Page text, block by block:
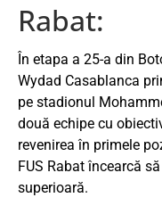
Rabat:
În etapa a 25-a din
Wydad Casablanca
pe stadionul
două echipe cu
revenirea în primele
FUS Rabat încearcă
superioară.